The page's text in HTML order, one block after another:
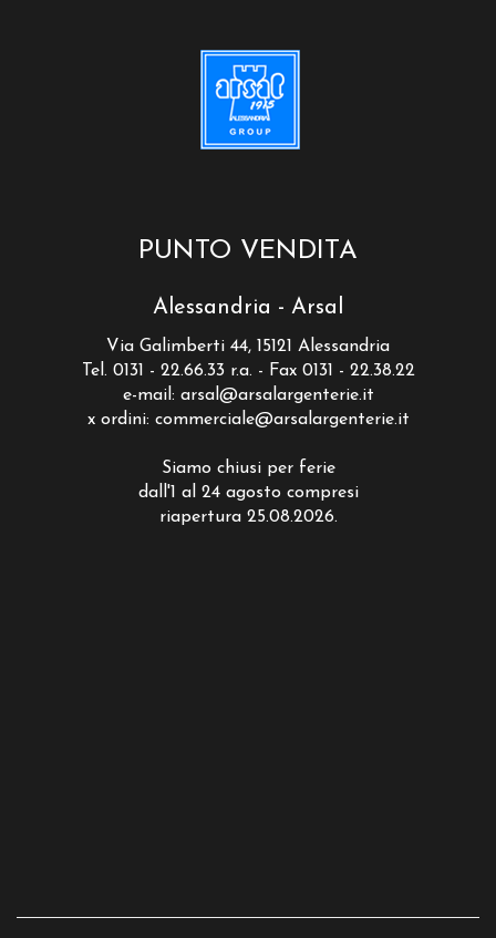
PUNTO VENDITA
Alessandria - Arsal
Via Galimberti 44, 15121 Alessandria
Tel. 0131 - 22.66.33 r.a. - Fax 0131 - 22.38.22
e-mail: arsal@arsalargenterie.it
x ordini: commerciale@arsalargenterie.it
Siamo chiusi per ferie
dall'1 al 24 agosto compresi
riapertura 25.08.2026.